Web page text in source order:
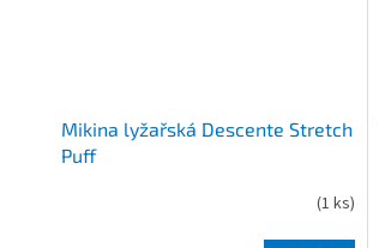
Mikina lyžařská Descente Stretch
Puff
(1 ks)